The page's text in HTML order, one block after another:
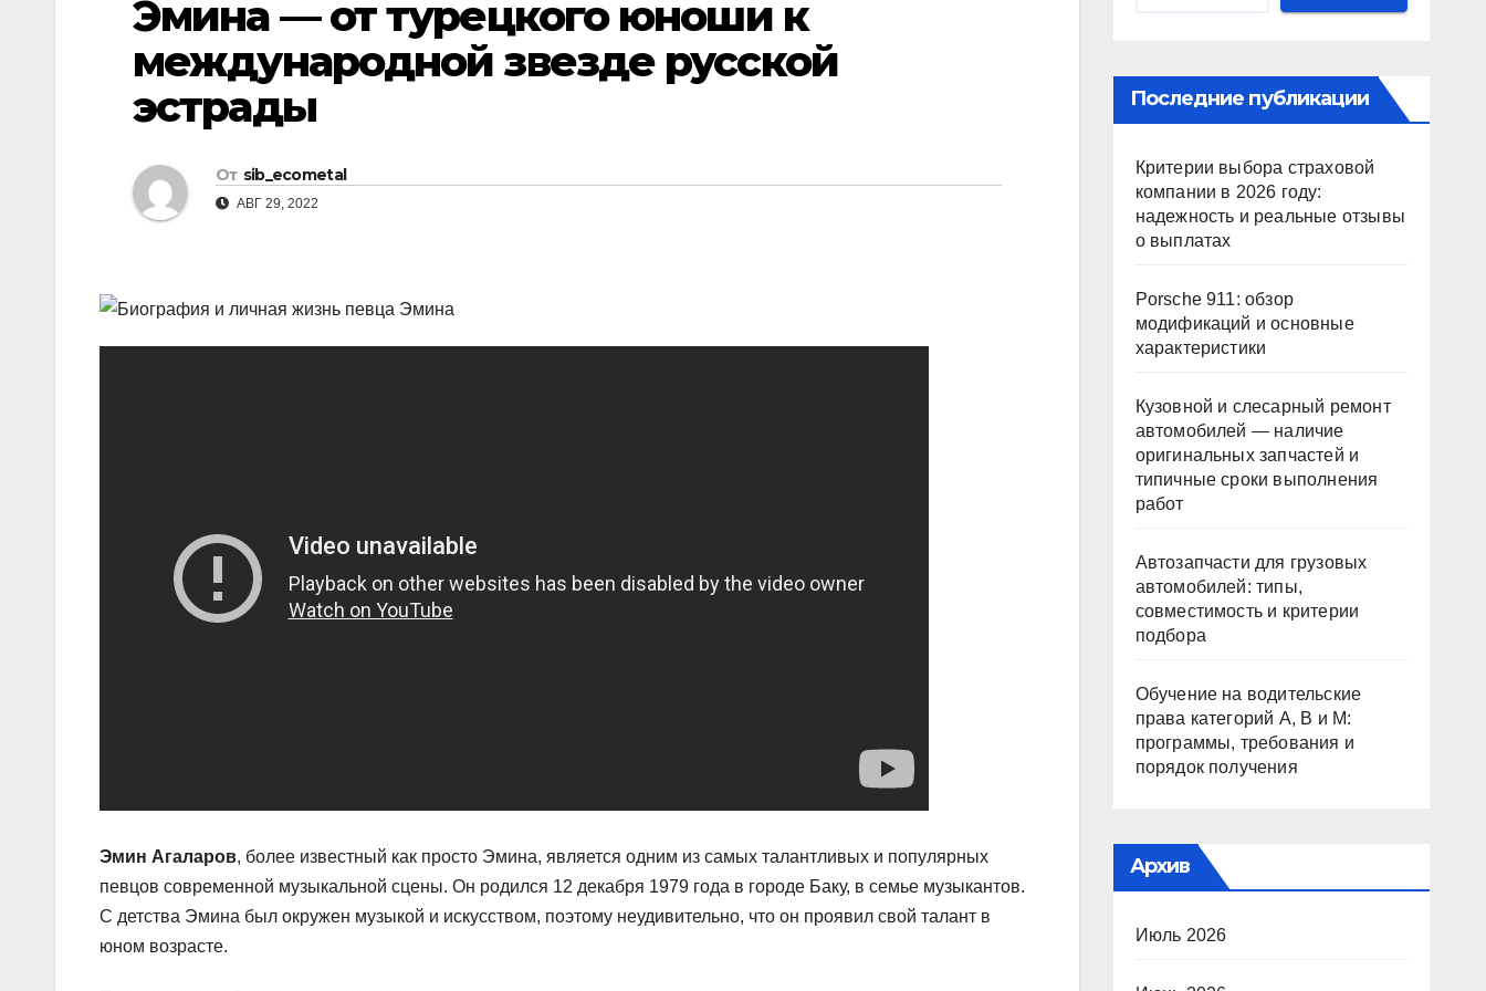
Эмина — от турецкого юноши к
международной звезде русской
эстрады
От sib_ecometal
АВГ 29, 2022
Эмин Агаларов, более известный как просто Эмина, является одним из самых талантливых и популярных
певцов современной музыкальной сцены. Он родился 12 декабря 1979 года в городе Баку, в семье музыкантов.
С детства Эмина был окружен музыкой и искусством, поэтому неудивительно, что он проявил свой талант в
юном возрасте.
Последние публикации
Критерии выбора страховой
компании в 2026 году:
надежность и реальные отзывы
о выплатах
Porsche 911: обзор
модификаций и основные
характеристики
Кузовной и слесарный ремонт
автомобилей — наличие
оригинальных запчастей и
типичные сроки выполнения
работ
Автозапчасти для грузовых
автомобилей: типы,
совместимость и критерии
подбора
Обучение на водительские
права категорий A, B и M:
программы, требования и
порядок получения
Архив
Июль 2026